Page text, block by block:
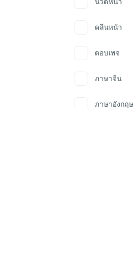
คลีนหน้า
ตอบเพจ
ภาษาจีน
ภาษาอังกฤษ